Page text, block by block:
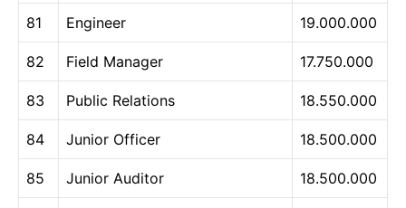
81 Engineer 19.000.000
82 Field Manager 17.750.000
83 Public Relations 18.550.000
84 Junior Officer 18.500.000
85 Junior Auditor 18.500.000